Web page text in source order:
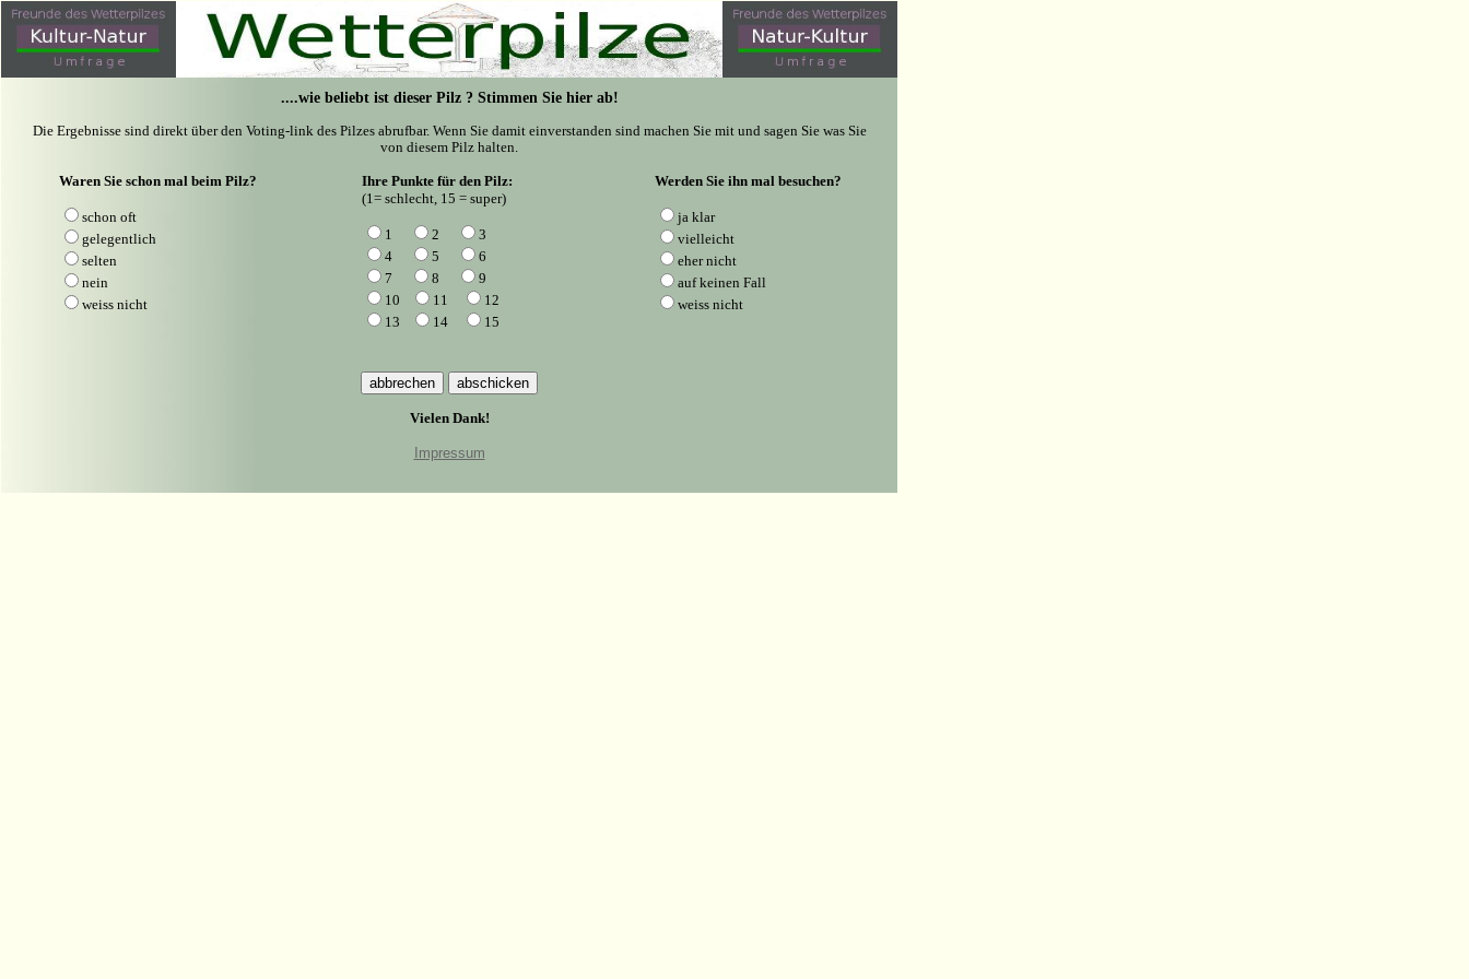
....wie beliebt ist dieser Pilz ? Stimmen Sie hier ab!
Die Ergebnisse sind direkt über den Voting-link des Pilzes abrufbar. Wenn Sie damit einverstanden sind machen Sie mit und sagen Sie was Sie
von diesem Pilz halten.
Waren Sie schon mal beim Pilz?
schon oft
gelegentlich
selten
nein
weiss nicht
Ihre Punkte für den Pilz:
(1= schlecht, 15 = super)
1 2
3
4
5
6
7
8
9
10
11
12
13
14 15
Werden Sie ihn mal besuchen?
ja klar
vielleicht
eher nicht
auf keinen Fall
weiss nicht
Vielen Dank!
Impressum